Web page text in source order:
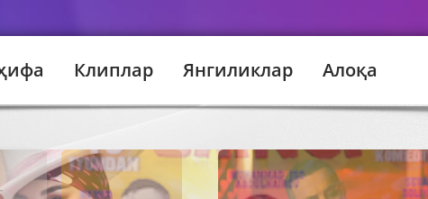
Клиплар Янгиликлар Алоқа